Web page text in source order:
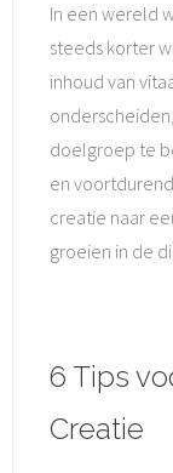
In een wereld
steeds korter
inhoud van
doelgroep te
en
creatie naar
groeien in de
6 Tips
Creatie